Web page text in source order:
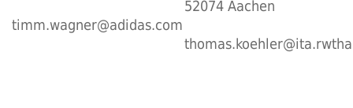
timm.wagner@adidas.com
52074 Aachen